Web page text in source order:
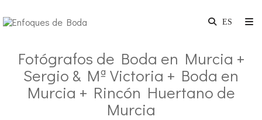
Fotógrafos de Boda en Murcia +
Sergio & Mª Victoria + Boda en
Murcia + Rincón Huertano de
Murcia